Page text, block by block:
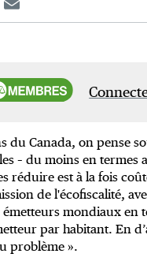
Email
du Canada, on pense
– du moins en
réduire est à la fois
de l'écofiscalité,
mondiaux en
par habitant. En
problème ».